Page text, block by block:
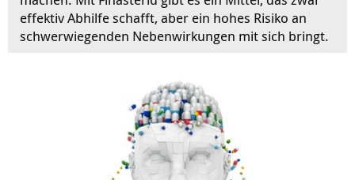
effektiv Abhilfe schafft, aber ein hohes Risiko an
schwerwiegenden Nebenwirkungen mit sich bringt.